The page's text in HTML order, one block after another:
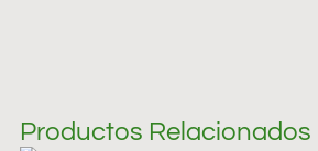
Productos Relacionados